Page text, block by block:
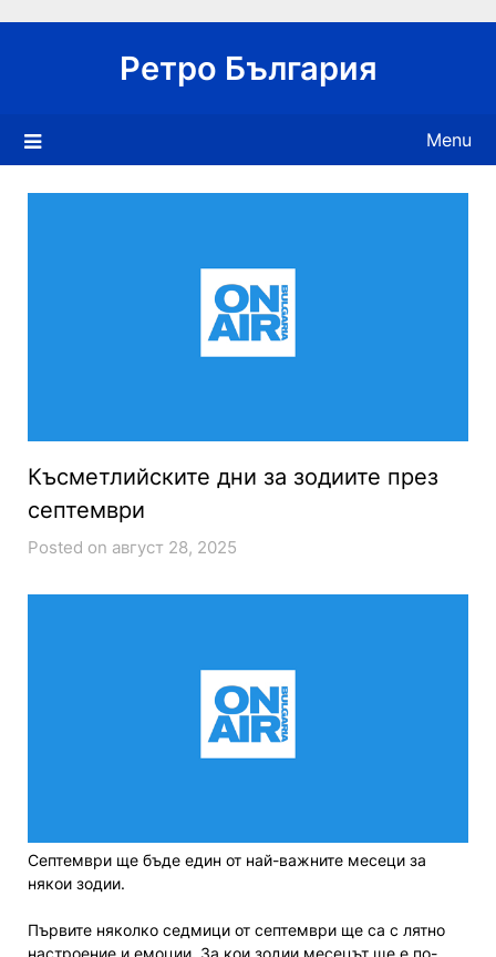
Ретро България
Menu
Късметлийските дни за зодиите през
септември
Posted on август 28, 2025
Септември ще бъде един от най-важните месеци за
някои зодии.
Първите няколко седмици от септември ще са с лятно
настроение и емоции. За кои зодии месецът ще е по-